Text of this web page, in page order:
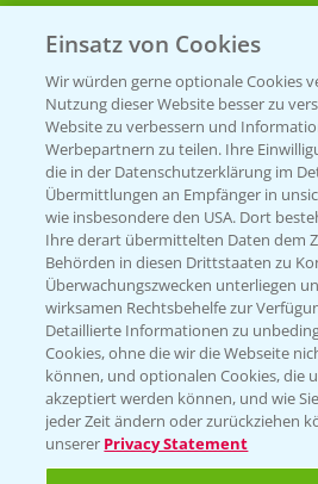
Beratung auf WhatsApp
T.+49 (0)174 346 564
KONTAKT
Hilfe in Notfällen
T.+49 (0)214/30-
Folgen
Einsatz von Cookies
Wir würden gerne optionale Cookies
Nutzung dieser Website besser zu
Website zu verbessern und
Werbepartnern zu teilen. Ihre
die in der Datenschutzerklärung im
Übermittlungen an Empfänger in
wie insbesondere den USA. Dort
Ihre derart übermittelten Daten dem
Behörden in diesen Drittstaaten zu
Überwachungszwecken unterliegen
wirksamen Rechtsbehelfe zur
Detaillierte Informationen zu
Cookies, ohne die wir die Webseite
können, und optionalen Cookies, die
akzeptiert werden können, und wie
jeder Zeit ändern oder zurückziehen
unserer Privacy Statement